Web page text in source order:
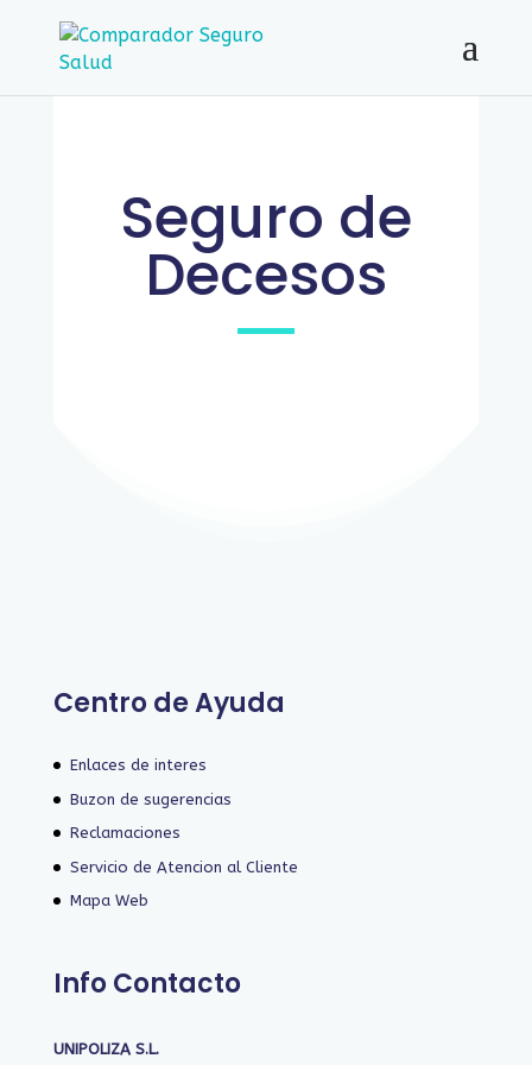
Seguro de
Decesos
Centro de Ayuda
Enlaces de interes
Buzon de sugerencias
Reclamaciones
Servicio de Atencion al Cliente
Mapa Web
Info Contacto
UNIPOLIZA S.L.